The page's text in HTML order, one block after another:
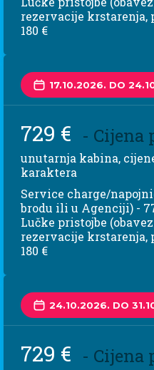
rezervacije krstarenja,
180 €
17.10.2026. DO
729 € - Cijena
unutarnja kabina,
karaktera
Service charge/
brodu ili u Agenciji) -
Lučke pristojbe
rezervacije krstarenja,
180 €
24.10.2026. DO
729 € - Cijena